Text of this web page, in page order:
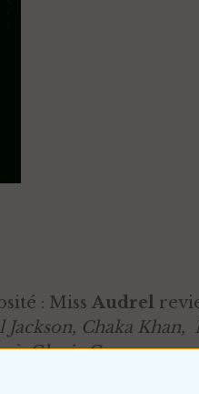
: Miss Audrel
Chaka Khan,
àGloria Gaynoren